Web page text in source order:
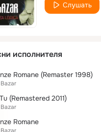
Слушать
исполнителя
Romane (Remaster 1998)
(Remastered 2011)
Romane